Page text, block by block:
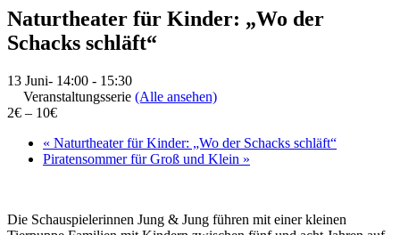
Naturtheater für Kinder: „Wo der
Schacks schläft“
13 Juni- 14:00 - 15:30
Veranstaltungsserie (Alle ansehen)
2€ – 10€
« Naturtheater für Kinder: „Wo der Schacks schläft“
Piratensommer für Groß und Klein »
Die Schauspielerinnen Jung & Jung führen mit einer kleinen